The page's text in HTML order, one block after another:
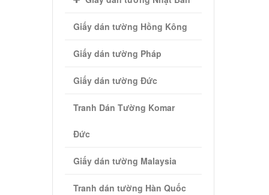
Giấy dán tường Hồng Kông
Giấy dán tường Pháp
Giấy dán tường Đức
Tranh Dán Tường Komar
Đức
Giấy dán tường Malaysia
Tranh dán tường Hàn Quốc